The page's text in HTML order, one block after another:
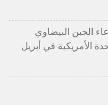
من وعاء الجبن البيضاوي
الأمريكية في أبريل